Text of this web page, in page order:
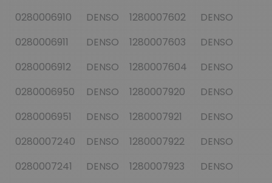
0280006910
DENSO 1280007602
DENSO
0280006911
DENSO 1280007603
DENSO
0280006912
DENSO 1280007604
DENSO
0280006950
DENSO 1280007920
DENSO
0280006951
DENSO 1280007921
DENSO
0280007240
DENSO 1280007922
DENSO
0280007241
DENSO 1280007923
DENSO